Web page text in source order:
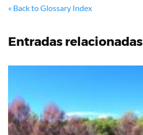
« Back to Glossary Index
Entradas relacionadas